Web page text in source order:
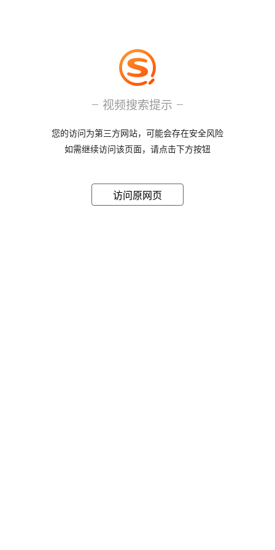
视频搜索提示
您的访问为第三方网站，可能会存在安全风险
如需继续访问该页面，请点击下方按钮
访问原网页